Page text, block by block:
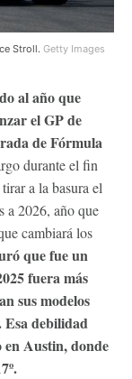
Stroll. Getty Images
al año que
el GP de
de Fórmula
durante el fin
a la basura el
a 2026, año que
cambiará los
que fue un
fuera más
sus modelos
Esa debilidad
en Austin, donde